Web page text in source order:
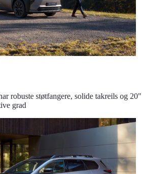
robuste støtfangere, solide takreils og 20"
grad